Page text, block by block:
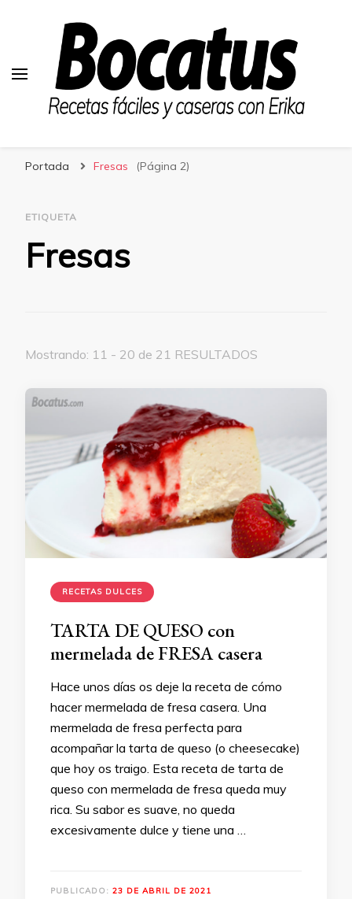
Portada Fresas (Página 2)
ETIQUETA
Fresas
Mostrando: 11 - 20 de 21 RESULTADOS
RECETAS DULCES
TARTA DE QUESO con
mermelada de FRESA casera
Hace unos días os deje la receta de cómo
hacer mermelada de fresa casera. Una
mermelada de fresa perfecta para
acompañar la tarta de queso (o cheesecake)
que hoy os traigo. Esta receta de tarta de
queso con mermelada de fresa queda muy
rica. Su sabor es suave, no queda
excesivamente dulce y tiene una …
PUBLICADO: 23 DE ABRIL DE 2021